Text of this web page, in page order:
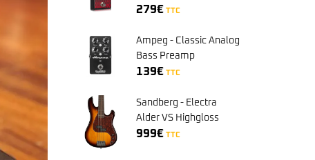
279€ TTC
Ampeg - Classic Analog
Bass Preamp
139€ TTC
Sandberg - Electra
Alder VS Highgloss
Sunburst
999€ TTC